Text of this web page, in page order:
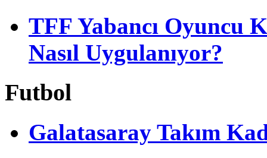
TFF Yabancı Oyuncu
Nasıl Uygulanıyor?
Futbol
Galatasaray Takım